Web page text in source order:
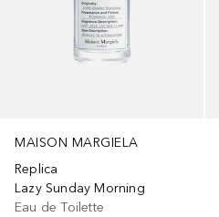
MAISON MARGIELA
Replica
Lazy Sunday Morning
Eau de Toilette